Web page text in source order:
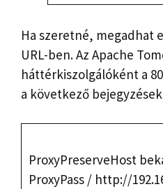
Ha szeretné, megadhat
URL-ben. Az Apache
háttérkiszolgálóként a
a következő
ProxyPreserveHost
ProxyPass / http://